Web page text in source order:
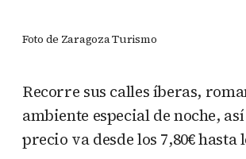
Foto de Zaragoza Turismo
Recorre sus calles íberas,
ambiente especial de noche,
precio va desde los 7,80€ hasta